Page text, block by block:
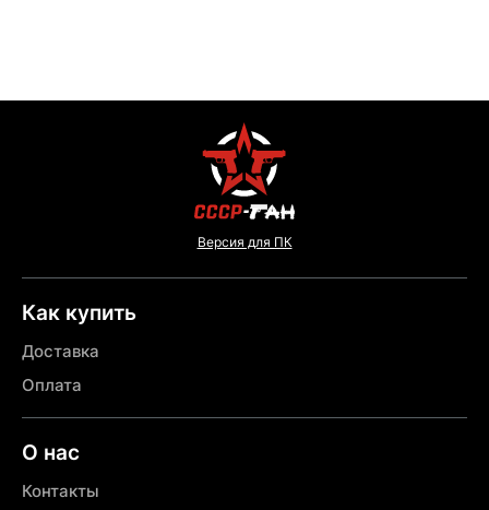
Версия для ПК
Как купить
Доставка
Оплата
О нас
Контакты